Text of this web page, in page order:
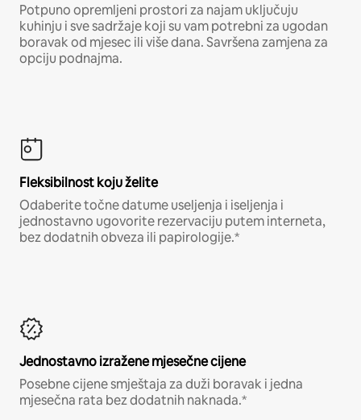
Potpuno opremljeni prostori za najam uključuju
kuhinju i sve sadržaje koji su vam potrebni za ugodan
boravak od mjesec ili više dana. Savršena zamjena za
opciju podnajma.
Fleksibilnost koju želite
Odaberite točne datume useljenja i iseljenja i
jednostavno ugovorite rezervaciju putem interneta,
bez dodatnih obveza ili papirologije.*
Jednostavno izražene mjesečne cijene
Posebne cijene smještaja za duži boravak i jedna
mjesečna rata bez dodatnih naknada.*